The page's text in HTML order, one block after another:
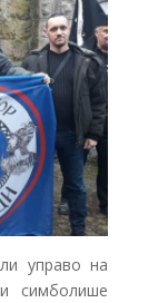
управо на
симболише